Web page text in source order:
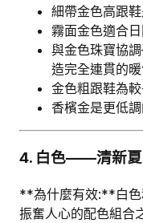
細帶金色高跟
霧面金色適合
與金色珠寶協
造完全連貫的
金色粗跟鞋為
香檳金是更低
4. 白色——清新夏
**為什麼有效:**白色
振奮人心的配色組合